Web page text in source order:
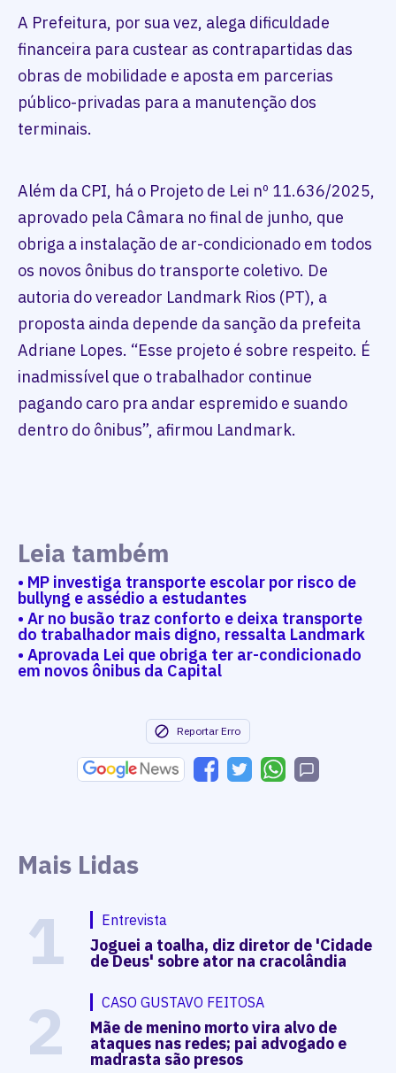
A Prefeitura, por sua vez, alega dificuldade
financeira para custear as contrapartidas das
obras de mobilidade e aposta em parcerias
público-privadas para a manutenção dos
terminais.
Além da CPI, há o Projeto de Lei nº 11.636/2025,
aprovado pela Câmara no final de junho, que
obriga a instalação de ar-condicionado em todos
os novos ônibus do transporte coletivo. De
autoria do vereador Landmark Rios (PT), a
proposta ainda depende da sanção da prefeita
Adriane Lopes. “Esse projeto é sobre respeito. É
inadmissível que o trabalhador continue
pagando caro pra andar espremido e suando
dentro do ônibus”, afirmou Landmark.
Leia também
• MP investiga transporte escolar por risco de
bullyng e assédio a estudantes
• Ar no busão traz conforto e deixa transporte
do trabalhador mais digno, ressalta Landmark
• Aprovada Lei que obriga ter ar-condicionado
em novos ônibus da Capital
Reportar Erro
Mais Lidas
1 Entrevista
Joguei a toalha, diz diretor de 'Cidade
de Deus' sobre ator na cracolândia
2 CASO GUSTAVO FEITOSA
Mãe de menino morto vira alvo de
ataques nas redes; pai advogado e
madrasta são presos